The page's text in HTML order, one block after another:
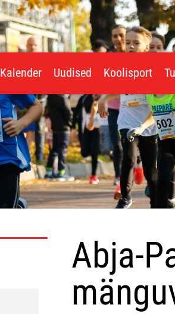
Kalender Uudised Koolisport
Abja-